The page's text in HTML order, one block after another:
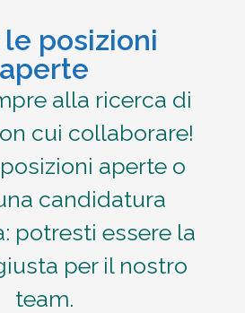
le posizioni
aperte
alla ricerca di
cui collaborare!
aperte o
candidatura
potresti essere la
per il nostro
team.